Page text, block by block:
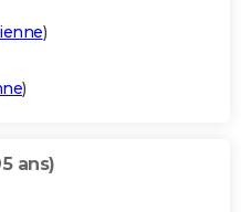
)
)
ans)